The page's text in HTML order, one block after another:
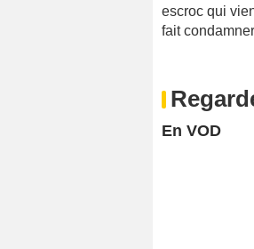
escroc qui
fait
En VOD